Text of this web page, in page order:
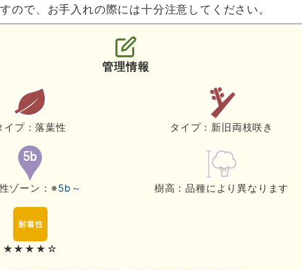
で、お手入れの際には十分注意してください。
管理情報
イプ：落葉性 タイプ：新旧両枝咲き
ゾーン：※5b～ 樹高：品種により異なります
★★★★☆